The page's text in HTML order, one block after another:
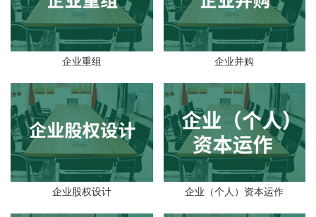
企业重组 企业并购
企业股权设计 企业（个人）资本运作